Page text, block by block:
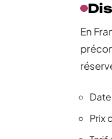
En
Prix